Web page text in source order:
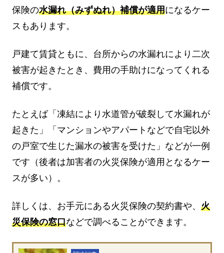
保険の水漏れ（みずぬれ）補償が適用になるケー
スもあります。
戸建て賃貸ともに、台所からの水漏れにより二次
被害が起きたとき、費用の手助けになってくれる
補償です。
たとえば「凍結により水道管が破裂して水漏れが
起きた」「マンションやアパートなどで自宅以外
の戸室で生じた漏水の被害を受けた」などが一例
です（後者は加害者の火災保険が適用となるケー
スが多い）。
詳しくは、お手元にある火災保険の契約書や、 火
災保険の窓口などで調べることができます。